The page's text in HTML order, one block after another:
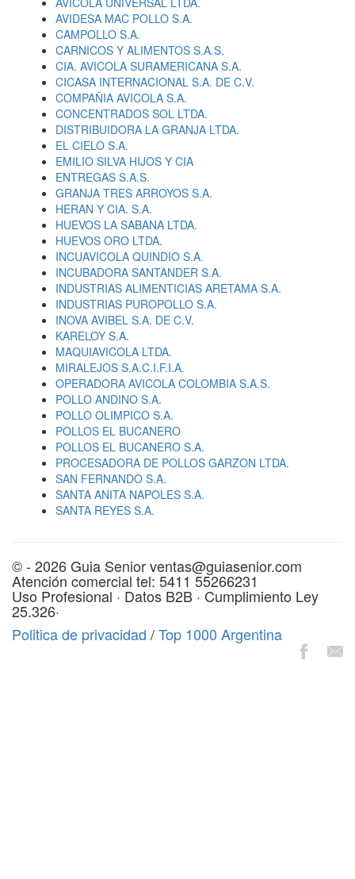
AVIDESA MAC POLLO S.A.
CAMPOLLO S.A.
CARNICOS Y ALIMENTOS S.A.S.
CIA. AVICOLA SURAMERICANA S.A.
CICASA INTERNACIONAL S.A. DE C.V.
COMPAÑIA AVICOLA S.A.
CONCENTRADOS SOL LTDA.
DISTRIBUIDORA LA GRANJA LTDA.
EL CIELO S.A.
EMILIO SILVA HIJOS Y CIA
ENTREGAS S.A.S.
GRANJA TRES ARROYOS S.A.
HERAN Y CIA. S.A.
HUEVOS LA SABANA LTDA.
HUEVOS ORO LTDA.
INCUAVICOLA QUINDIO S.A.
INCUBADORA SANTANDER S.A.
INDUSTRIAS ALIMENTICIAS ARETAMA S.A.
INDUSTRIAS PUROPOLLO S.A.
INOVA AVIBEL S.A. DE C.V.
KARELOY S.A.
MAQUIAVICOLA LTDA.
MIRALEJOS S.A.C.I.F.I.A.
OPERADORA AVICOLA COLOMBIA S.A.S.
POLLO ANDINO S.A.
POLLO OLIMPICO S.A.
POLLOS EL BUCANERO
POLLOS EL BUCANERO S.A.
PROCESADORA DE POLLOS GARZON LTDA.
SAN FERNANDO S.A.
SANTA ANITA NAPOLES S.A.
SANTA REYES S.A.
© - 2026 Guia Senior ventas@guiasenior.com
Atención comercial tel: 5411 55266231
Uso Profesional · Datos B2B · Cumplimiento Ley
25.326·
Politica de privacidad /Top 1000 Argentina